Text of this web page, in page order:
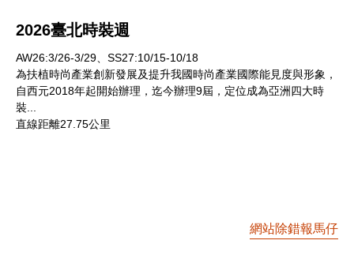
2026臺北時裝週
AW26:3/26-3/29、SS27:10/15-10/18
為扶植時尚產業創新發展及提升我國時尚產業國際能見度與形象，
自西元2018年起開始辦理，迄今辦理9屆，定位成為亞洲四大時
裝...
直線距離27.75公里
網站除錯報馬仔